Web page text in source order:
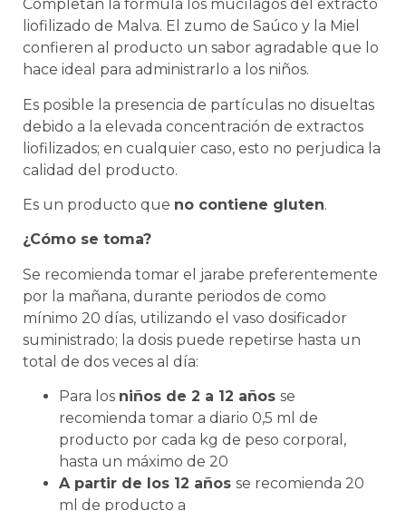
Completan la fórmula los mucílagos del extracto
liofilizado de Malva. El zumo de Saúco y la Miel
confieren al producto un sabor agradable que lo
hace ideal para administrarlo a los niños.
Es posible la presencia de partículas no disueltas
debido a la elevada concentración de extractos
liofilizados; en cualquier caso, esto no perjudica la
calidad del producto.
Es un producto que no contiene gluten.
¿Cómo se toma?
Se recomienda tomar el jarabe preferentemente
por la mañana, durante periodos de como
mínimo 20 días, utilizando el vaso dosificador
suministrado; la dosis puede repetirse hasta un
total de dos veces al día:
Para los niños de 2 a 12 años se
recomienda tomar a diario 0,5 ml de
producto por cada kg de peso corporal,
hasta un máximo de 20
A partir de los 12 años se recomienda 20
ml de producto a